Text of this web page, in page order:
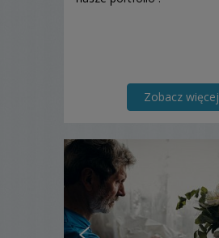
Zobacz więcej